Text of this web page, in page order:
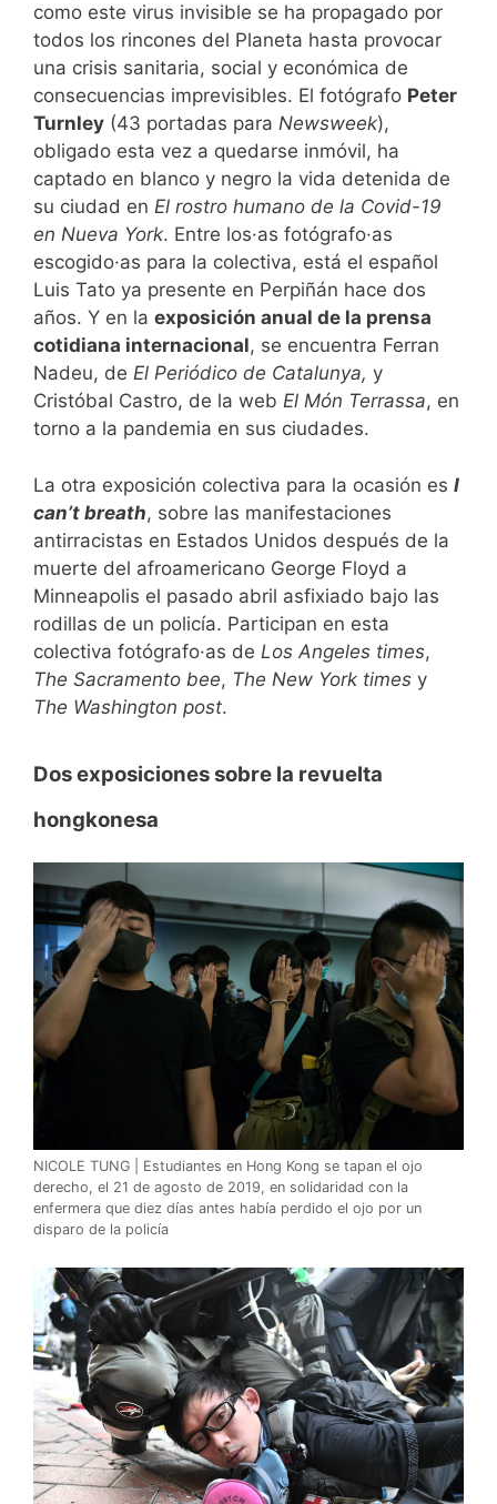
como este virus invisible se ha propagado por
todos los rincones del Planeta hasta provocar
una crisis sanitaria, social y económica de
consecuencias imprevisibles. El fotógrafo Peter
Turnley (43 portadas para Newsweek),
obligado esta vez a quedarse inmóvil, ha
captado en blanco y negro la vida detenida de
su ciudad en El rostro humano de la Covid-19
en Nueva York. Entre los·as fotógrafo·as
escogido·as para la colectiva, está el español
Luis Tato ya presente en Perpiñán hace dos
años. Y en la exposición anual de la prensa
cotidiana internacional, se encuentra Ferran
Nadeu, de El Periódico de Catalunya, y
Cristóbal Castro, de la web El Món Terrassa, en
torno a la pandemia en sus ciudades.
La otra exposición colectiva para la ocasión es I
can’t breath, sobre las manifestaciones
antirracistas en Estados Unidos después de la
muerte del afroamericano George Floyd a
Minneapolis el pasado abril asfixiado bajo las
rodillas de un policía. Participan en esta
colectiva fotógrafo·as de Los Angeles times,
The Sacramento bee, The New York times y
The Washington post.
Dos exposiciones sobre la revuelta
hongkonesa
NICOLE TUNG | Estudiantes en Hong Kong se tapan el ojo
derecho, el 21 de agosto de 2019, en solidaridad con la
enfermera que diez días antes había perdido el ojo por un
disparo de la policía